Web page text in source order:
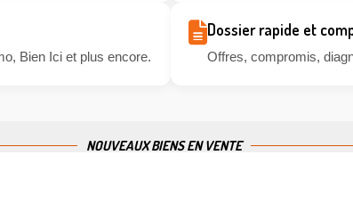
Bien Ici et plus encore.
Dossier rapide et
Offres, compromis,
NOUVEAUX BIENS EN VENTE